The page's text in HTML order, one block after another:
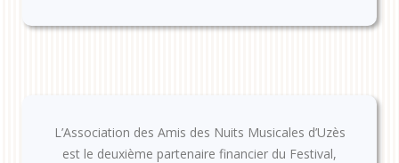
L’Association des Amis des Nuits Musicales d’Uzès
est le deuxième partenaire financier du Festival,